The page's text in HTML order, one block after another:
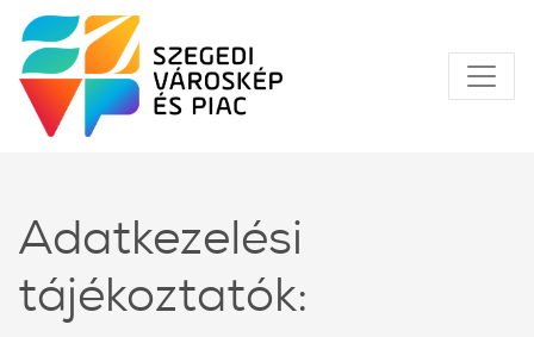
Adatkezelési
tájékoztatók: